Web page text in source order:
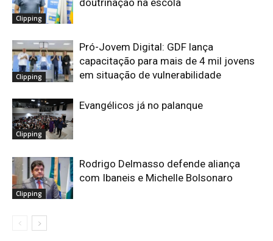
Clipping
doutrinação na escola
Clipping
Pró-Jovem Digital: GDF lança
capacitação para mais de 4 mil jovens
em situação de vulnerabilidade
Clipping
Evangélicos já no palanque
Clipping
Rodrigo Delmasso defende aliança
com Ibaneis e Michelle Bolsonaro